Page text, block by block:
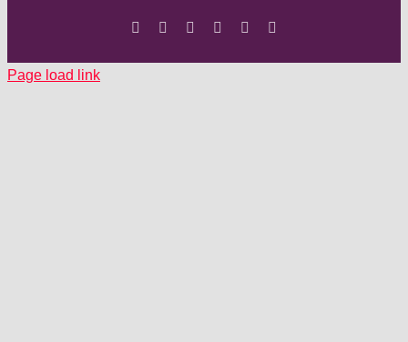
FacebookInstagramYouTube
SpotifySoundCloud
Page load link